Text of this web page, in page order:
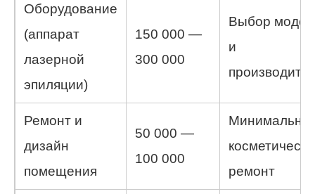
Оборудование
(аппарат
лазерной
эпиляции)
150 000 —
300 000
Выбор
и
Ремонт и
дизайн
помещения
50 000 —
100 000
ремонт